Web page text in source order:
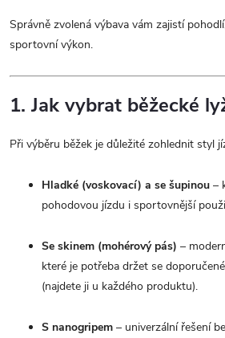
Správně zvolená výbava vám zajistí
sportovní výkon.
1. Jak vybrat běžecké
Při výběru běžek je důležité zohlednit styl
Hladké (voskovací) a se šupinou –
pohodovou jízdu i sportovnější
Se skinem (mohérový pás) –
které je potřeba držet se
(najdete ji u každého produktu).
S nanogripem – univerzální řešení